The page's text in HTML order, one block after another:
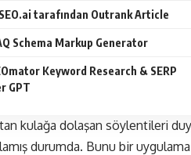
tarafından Outrank Article
Schema Markup Generator
Keyword Research & SERP
GPT
kulağa dolaşan söylentileri
durumda. Bunu bir